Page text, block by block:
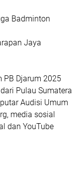
Badminton
Jaya
PB Djarum 2025
Pulau Sumatera
Audisi Umum
media sosial
dan YouTube